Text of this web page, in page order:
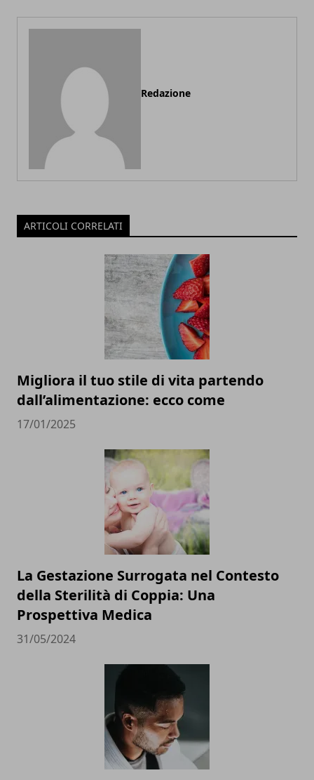
Redazione
ARTICOLI CORRELATI
Migliora il tuo stile di vita partendo
dall’alimentazione: ecco come
17/01/2025
La Gestazione Surrogata nel Contesto
della Sterilità di Coppia: Una
Prospettiva Medica
31/05/2024